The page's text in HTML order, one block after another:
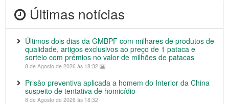
Últimas notícias
Últimos dois dias da GMBPF com milhares de produtos de
qualidade, artigos exclusivos ao preço de 1 pataca e
sorteio com prémios no valor de milhões de patacas
8 de Agosto de 2026 às 18:32
Prisão preventiva aplicada a homem do Interior da China
suspeito de tentativa de homicídio
8 de Agosto de 2026 às 18:32